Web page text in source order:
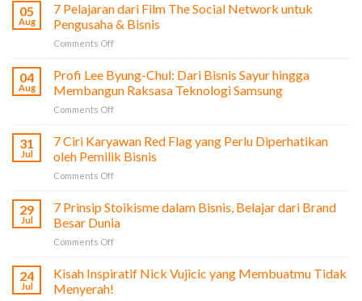
05
Aug
7 Pelajaran dari Film The Social Network untuk
Pengusaha & Bisnis
Comments Offon
Pelajaran
dari
Film
The
Network
untuk
04
Aug
Profi Lee Byung-Chul: Dari Bisnis Sayur hingga
Membangun Raksasa Teknologi Samsung
Comments Offon
Chul:
Dari
Sayur
Samsung
31
Jul
7 Ciri Karyawan Red Flag yang Perlu Diperhatikan
oleh Pemilik Bisnis
Comments Offon
Ciri
Red
Flag
Perlu
29
Jul
7 Prinsip Stoikisme dalam Bisnis, Belajar dari Brand
Besar Dunia
Comments Offon
Prinsip
24
Jul
Kisah Inspiratif Nick Vujicic yang Membuatmu Tidak
Menyerah!